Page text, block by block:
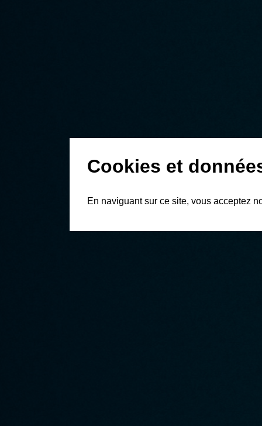
Cookies et
En naviguant sur ce site, vous acceptez